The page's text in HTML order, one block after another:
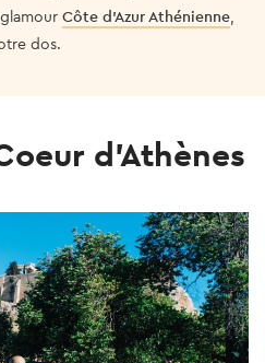
Côte d’Azur Athénienne,
dos.
d’Athènes